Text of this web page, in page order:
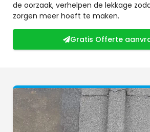
de oorzaak, verhelpen de lekkage
zorgen meer hoeft te maken.
Gratis Offerte